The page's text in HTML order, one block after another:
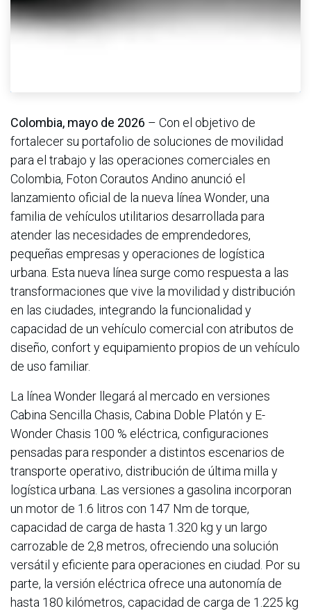
Colombia, mayo de 2026 – Con el objetivo de
fortalecer su portafolio de soluciones de movilidad
para el trabajo y las operaciones comerciales en
Colombia, Foton Corautos Andino anunció el
lanzamiento oficial de la nueva línea Wonder, una
familia de vehículos utilitarios desarrollada para
atender las necesidades de emprendedores,
pequeñas empresas y operaciones de logística
urbana. Esta nueva línea surge como respuesta a las
transformaciones que vive la movilidad y distribución
en las ciudades, integrando la funcionalidad y
capacidad de un vehículo comercial con atributos de
diseño, confort y equipamiento propios de un vehículo
de uso familiar.
La línea Wonder llegará al mercado en versiones
Cabina Sencilla Chasis, Cabina Doble Platón y E-
Wonder Chasis 100 % eléctrica, configuraciones
pensadas para responder a distintos escenarios de
transporte operativo, distribución de última milla y
logística urbana. Las versiones a gasolina incorporan
un motor de 1.6 litros con 147 Nm de torque,
capacidad de carga de hasta 1.320 kg y un largo
carrozable de 2,8 metros, ofreciendo una solución
versátil y eficiente para operaciones en ciudad. Por su
parte, la versión eléctrica ofrece una autonomía de
hasta 180 kilómetros, capacidad de carga de 1.225 kg